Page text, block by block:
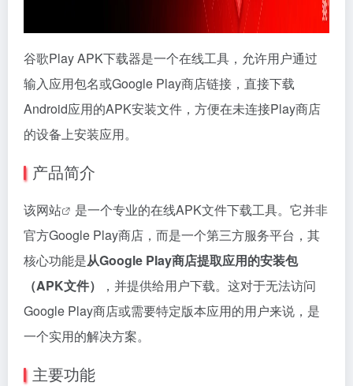
谷歌Play APK下载器是一个在线工具，允许用户通过
输入应用包名或Google Play商店链接，直接下载
Android应用的APK安装文件，方便在未连接Play商店
的设备上安装应用。
产品简介
该网站
是一个专业的在线APK文件下载工具。它并非
官方Google Play商店，而是一个第三方服务平台，其
核心功能是从Google Play商店提取应用的安装包
（APK文件）
，并提供给用户下载。这对于无法访问
Google Play商店或需要特定版本应用的用户来说，是
一个实用的解决方案。
主要功能